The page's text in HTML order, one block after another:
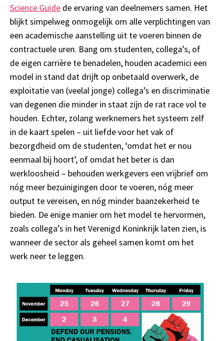
Science Guide de ervaring van deelnemers samen. Het
blijkt simpelweg onmogelijk om alle verplichtingen van
een academische aanstelling uit te voeren binnen de
contractuele uren. Bang om studenten, collega’s, of
de eigen carrière te benadelen, houden academici een
model in stand dat drijft op onbetaald overwerk, de
exploitatie van (veelal jonge) collega’s en discriminatie
van degenen die minder in staat zijn de rat racevol te
houden. Echter, zolang werknemers het systeem zelf
in de kaart spelen – uit liefde voor het vak of
bezorgdheid om de studenten, ‘omdat het er nou
eenmaal bij hoort’, of omdat het beter is dan
werkloosheid – behouden werkgevers een vrijbrief om
nóg meer bezuinigingen door te voeren, nóg meer
output te vereisen, en nóg minder baanzekerheid te
bieden. De enige manier om het model te hervormen,
zoals collega’s in het Verenigd Koninkrijk laten zien, is
wanneer de sector als geheel samen komt om het
werk neer te leggen.